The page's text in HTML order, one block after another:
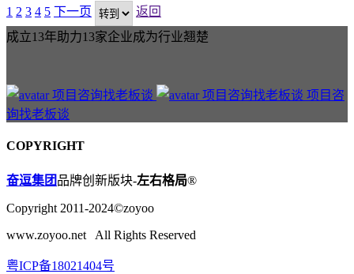
1 2 3 4 5 下一页
返回
成立13年助力13家企业成为行业翘楚
项目咨
询找老板谈
COPYRIGHT
奋逗集团品牌创新版块-左右格局®
Copyright 2011-2024©zoyoo
www.zoyoo.net All Rights Reserved
粤ICP备18021404号